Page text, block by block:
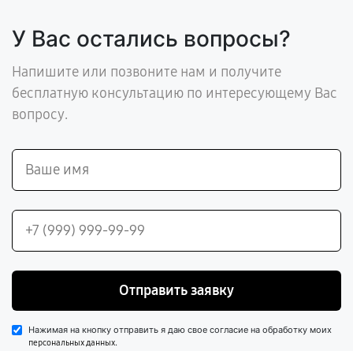
У Вас остались вопросы?
Напишите или позвоните нам и получите
бесплатную консультацию по интересующему Вас
вопросу.
Отправить заявку
Нажимая на кнопку отправить я даю свое согласие на обработку моих
персональных данных.